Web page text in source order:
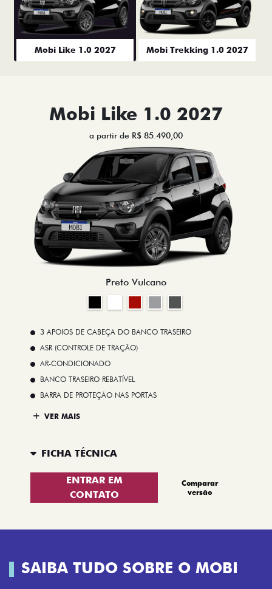
Mobi Like 1.0 2027 Mobi Trekking 1.0 2027
Mobi Like 1.0 2027
a partir de R$ 85.490,00
Preto Vulcano
3 APOIOS DE CABEÇA DO BANCO TRASEIRO
ASR (CONTROLE DE TRAÇÃO)
AR-CONDICIONADO
BANCO TRASEIRO REBATÍVEL
BARRA DE PROTEÇÃO NAS PORTAS
VER MAIS
FICHA TÉCNICA
ENTRAR EM
CONTATO
Comparar
versão
SAIBA TUDO SOBRE O MOBI